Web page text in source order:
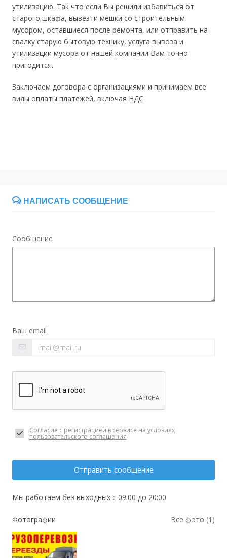
утилизацию. Так что если Вы решили избавиться от
старого шкафа, вывезти мешки со строительным
мусором, оставшиеся после ремонта, или отправить на
свалку старую бытовую технику, услуга вывоза и
утилизации мусора от нашей компании Вам точно
пригодится.
Заключаем договора с организациями и принимаем все
виды оплаты платежей, включая НДС
НАПИСАТЬ СООБЩЕНИЕ
Сообщение
Ваш email
Согласие с регистрацией в сервисе на условиях
пользовательского соглашения
Отправить сообщение
Мы работаем без выходных с 09:00 до 20:00
Фотографии Все фото (1)